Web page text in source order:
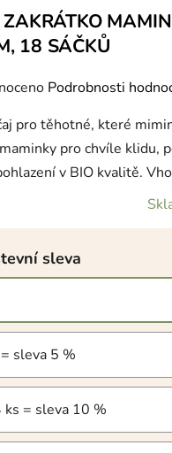
ZAKRÁTKO
18 SÁČKŮ
Podrobnosti
pro těhotné, které
pro chvíle klidu,
v BIO kvalitě.
sleva
sleva 5 %
ks = sleva 10 %